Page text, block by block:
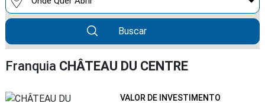
Buscar
Franquia CHÂTEAU DU CENTRE
VALOR DE INVESTIMENTO